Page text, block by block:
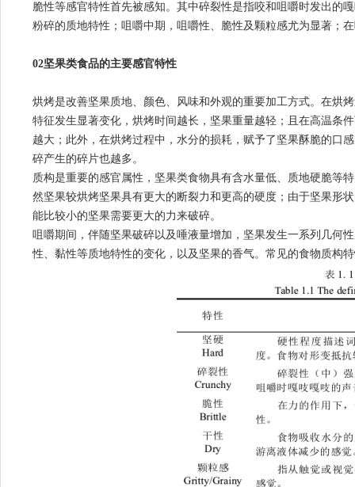
脆性等感官特性首先被感知。其中碎裂性是指咬和咀嚼时发出的
粉碎的质地特性；咀嚼中期，咀嚼性、脆性及颗粒感尤为显著；
02坚果类食品的主要感官特性
烘烤是改善坚果质地、颜色、风味和外观的重要加工方式。在烘
特征发生显著变化，烘烤时间越长，坚果重量越轻；且在高温条
越大；此外，在烘烤过程中，水分的损耗，赋予了坚果酥脆的口
碎产生的碎片也越多。
质构是重要的感官属性，坚果类食物具有含水量低、质地硬脆等
然坚果较烘烤坚果具有更大的断裂力和更高的硬度；由于坚果形
能比较小的坚果需要更大的力来破碎。
咀嚼期间，伴随坚果破碎以及唾液量增加，坚果发生一系列几何
性、黏性等质地特性的变化，以及坚果的香气。常见的食物质构